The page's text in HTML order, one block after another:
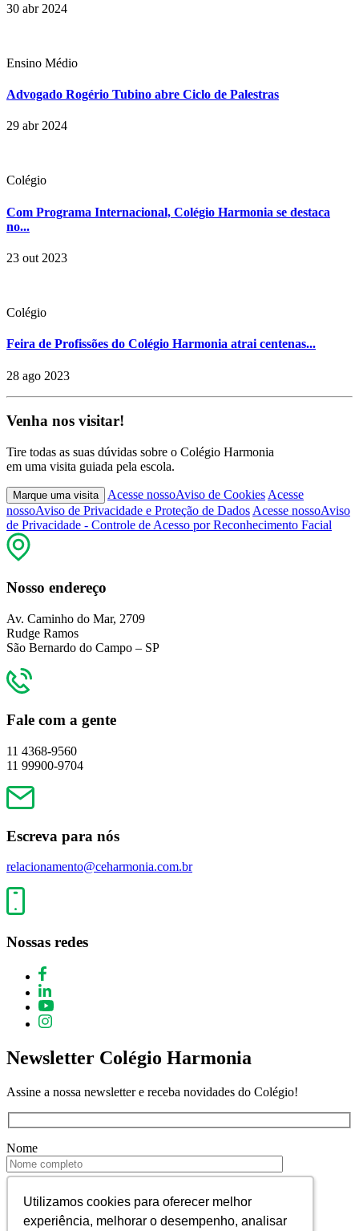
Utilizamos cookies para oferecer melhor
experiência, melhorar o desempenho, analisar
Utilizamos cookies para oferecer melhor
experiência, melhorar o desempenho, analisar
30 abr 2024
Ensino Médio
Advogado Rogério Tubino abre Ciclo de Palestras
29 abr 2024
Colégio
Com Programa Internacional, Colégio Harmonia se destaca
no...
23 out 2023
Colégio
Feira de Profissões do Colégio Harmonia atrai centenas...
28 ago 2023
Venha nos visitar!
Tire todas as suas dúvidas sobre o Colégio Harmonia
em uma visita guiada pela escola.
Marque uma visita Acesse nossoAviso de Cookies Acesse
nossoAviso de Privacidade e Proteção de Dados Acesse nossoAviso
de Privacidade - Controle de Acesso por Reconhecimento Facial
Nosso endereço
Av. Caminho do Mar, 2709
Rudge Ramos
São Bernardo do Campo – SP
Fale com a gente
11 4368-9560
11 99900-9704
Escreva para nós
relacionamento@ceharmonia.com.br
Nossas redes
Newsletter Colégio Harmonia
Assine a nossa newsletter e receba novidades do Colégio!
Nome